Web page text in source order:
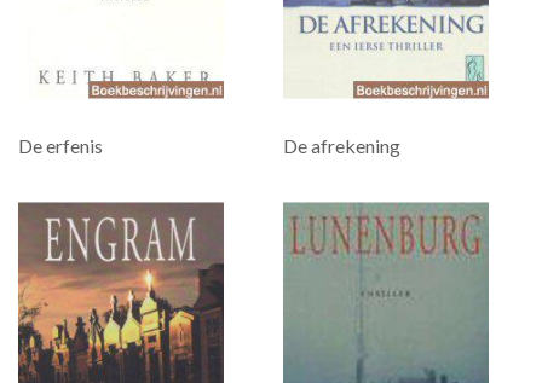
De erfenis De afrekening